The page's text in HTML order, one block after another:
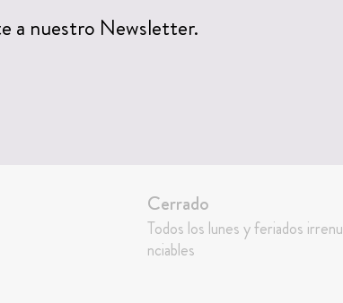
a nuestro Newsletter.
Cerrado
Todos los lunes y feriados irrenu
nciables